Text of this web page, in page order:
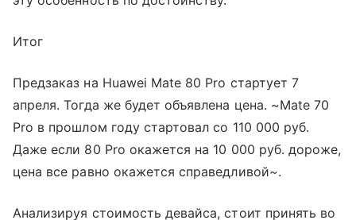
Итог
Предзаказ на Huawei Mate 80 Pro стартует 7
апреля. Тогда же будет объявлена цена. ~Mate 70
Pro в прошлом году стартовал со 110 000 руб.
Даже если 80 Pro окажется на 10 000 руб. дороже,
цена все равно окажется справедливой~.
Анализируя стоимость девайса, стоит принять во